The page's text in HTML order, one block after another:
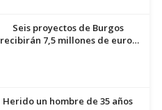
Seis proyectos de Burgos
recibirán 7,5 millones de euros
Herido un hombre de 35 años